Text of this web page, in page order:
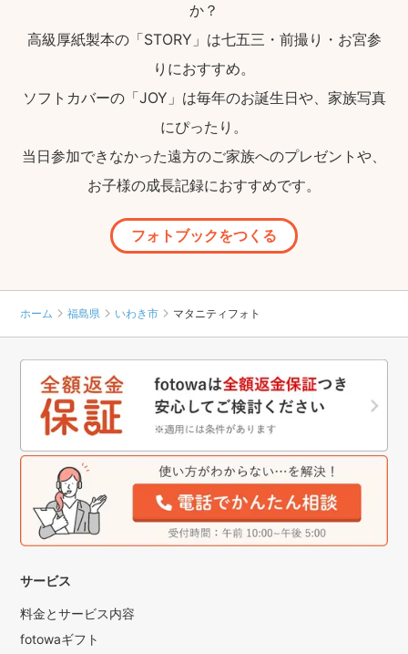
か？
高級厚紙製本の「STORY」は七五三・前撮り・お宮参
りにおすすめ。
ソフトカバーの「JOY」は毎年のお誕生日や、家族写真
にぴったり。
当日参加できなかった遠方のご家族へのプレゼントや、
お子様の成長記録におすすめです。
フォトブックをつくる
ホーム 福島県 いわき市 マタニティフォト
サービス
料金とサービス内容
fotowaギフト